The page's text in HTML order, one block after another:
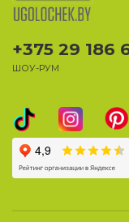
+375 29 186
ШОУ-РУМ